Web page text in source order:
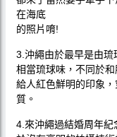
在海底
的照片唷!
3.沖繩由於最早是由
相當琉球味，不同於
給人紅色鮮明的印象
質。
4.來沖繩過結婚周年